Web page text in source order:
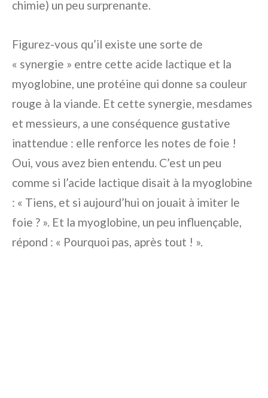
chimie) un peu surprenante.
Figurez-vous qu’il existe une sorte de
« synergie » entre cette acide lactique et la
myoglobine, une protéine qui donne sa couleur
rouge à la viande. Et cette synergie, mesdames
et messieurs, a une conséquence gustative
inattendue : elle renforce les notes de foie !
Oui, vous avez bien entendu. C’est un peu
comme si l’acide lactique disait à la myoglobine
: « Tiens, et si aujourd’hui on jouait à imiter le
foie ? ». Et la myoglobine, un peu influençable,
répond : « Pourquoi pas, après tout ! ».